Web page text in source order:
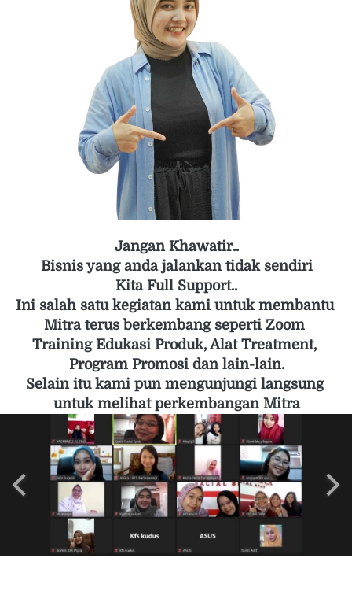
Jangan Khawatir..
Bisnis yang anda jalankan tidak sendiri
Kita Full Support..
Ini salah satu kegiatan kami untuk membantu
Mitra terus berkembang seperti Zoom
Training Edukasi Produk, Alat Treatment,
Program Promosi dan lain-lain.
Selain itu kami pun mengunjungi langsung
untuk melihat perkembangan Mitra